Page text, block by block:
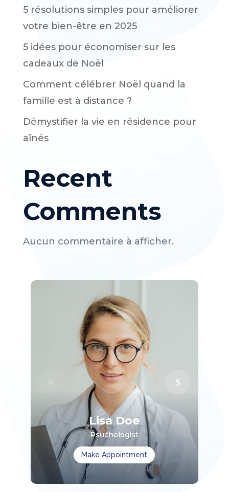
5 résolutions simples pour améliorer
votre bien-être en 2025
5 idées pour économiser sur les
cadeaux de Noël
Comment célébrer Noël quand la
famille est à distance ?
Démystifier la vie en résidence pour
aînés
Recent
Comments
Aucun commentaire à afficher.
Lisa Doe
Psuchologist
Make Appointment